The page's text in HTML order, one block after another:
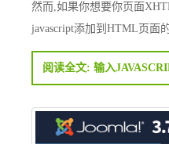
然而,如果你想要你页面
javascript添加到HTML页面的
阅读全文: 输入